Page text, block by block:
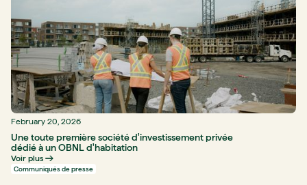
February 20, 2026
Une toute première société d'investissement privée
dédié à un OBNL d'habitation
Voir plus
Communiqués de presse